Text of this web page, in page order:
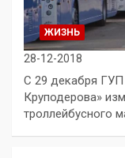
ЖИЗНЬ
28-12-2018
С 29 декабря ГУП
Круподерова»
троллейбусного